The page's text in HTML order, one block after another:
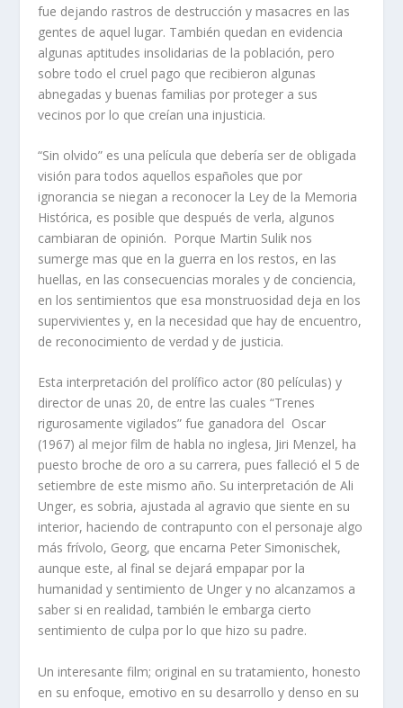
fue dejando rastros de destrucción y masacres en las
gentes de aquel lugar. También quedan en evidencia
algunas aptitudes insolidarias de la población, pero
sobre todo el cruel pago que recibieron algunas
abnegadas y buenas familias por proteger a sus
vecinos por lo que creían una injusticia.
“Sin olvido” es una película que debería ser de obligada
visión para todos aquellos españoles que por
ignorancia se niegan a reconocer la Ley de la Memoria
Histórica, es posible que después de verla, algunos
cambiaran de opinión. Porque Martin Sulik nos
sumerge mas que en la guerra en los restos, en las
huellas, en las consecuencias morales y de conciencia,
en los sentimientos que esa monstruosidad deja en los
supervivientes y, en la necesidad que hay de encuentro,
de reconocimiento de verdad y de justicia.
Esta interpretación del prolífico actor (80 películas) y
director de unas 20, de entre las cuales “Trenes
rigurosamente vigilados” fue ganadora del Oscar
(1967) al mejor film de habla no inglesa, Jiri Menzel, ha
puesto broche de oro a su carrera, pues falleció el 5 de
setiembre de este mismo año. Su interpretación de Ali
Unger, es sobria, ajustada al agravio que siente en su
interior, haciendo de contrapunto con el personaje algo
más frívolo, Georg, que encarna Peter Simonischek,
aunque este, al final se dejará empapar por la
humanidad y sentimiento de Unger y no alcanzamos a
saber si en realidad, también le embarga cierto
sentimiento de culpa por lo que hizo su padre.
Un interesante film; original en su tratamiento, honesto
en su enfoque, emotivo en su desarrollo y denso en su